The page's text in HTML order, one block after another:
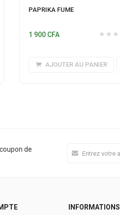
PAPRIKA FUME
1 900 CFA
AJOUTER AU PANIER
de
INFORMATIONS